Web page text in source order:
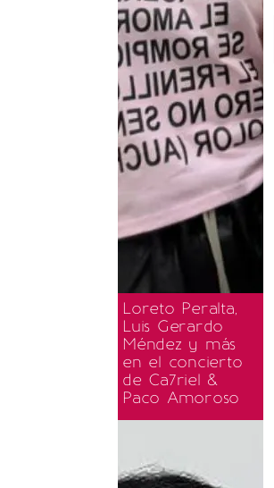
Loreto Peralta,
Luis Gerardo
Méndez y más
en el concierto
de Ca7riel &
Paco Amoroso